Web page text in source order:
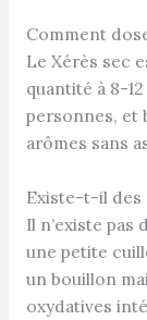
Comment
Le Xérès sec
quantité à 8-
personnes, et
arômes sans
Existe-t-il des
Il n’existe pas
une petite
un bouillon
oxydatives